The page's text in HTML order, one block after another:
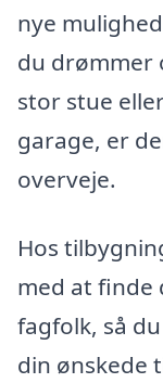
nye
du drømmer
stor stue
garage, er
overveje.
Hos
med at finde
fagfolk, så
din ønskede